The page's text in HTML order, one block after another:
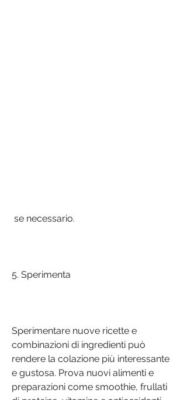
se necessario.
5. Sperimenta
Sperimentare nuove ricette e
combinazioni di ingredienti può
rendere la colazione più interessante
e gustosa. Prova nuovi alimenti e
preparazioni come smoothie, frullati